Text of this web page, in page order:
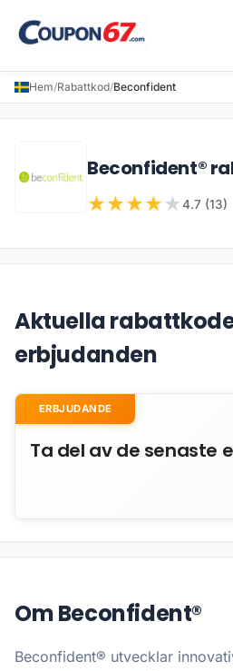
Hem/Rabattkod/Beconfident
Beconfident®
★★★★ ★4.7 (13)
Aktuella
erbjudanden
ERBJUDANDE
Ta del av de senaste
Om Beconfident®
Beconfident® utvecklar